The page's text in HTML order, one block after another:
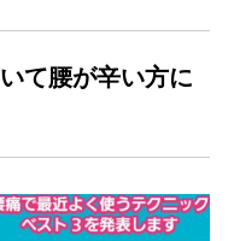
て腰が辛い方に